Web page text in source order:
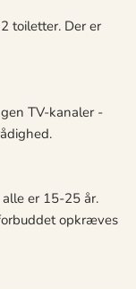
toiletter. Der er
TV-kanaler -
er 15-25 år.
opkræves